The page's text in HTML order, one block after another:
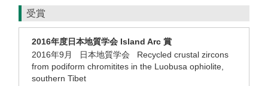
受賞
2016年度日本地質学会 Island Arc 賞
2016年9月 日本地質学会 Recycled crustal zircons
from podiform chromitites in the Luobusa ophiolite,
southern Tibet